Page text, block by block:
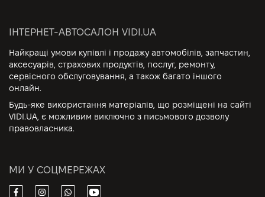
ІНТЕРНЕТ-АВТОСАЛОН VIDI.UA
Найкращі умови купівлі і продажу автомобілів, запчастин,
аксесуарів, страхових продуктів, послуг, ремонту,
сервісного обслуговування, а також багато іншого
онлайн.
Будь-яке використання матеріалів, що розміщені на сайті
VIDI.UA, є можливим виключно з письмового дозволу
правовласника.
МИ У СОЦМЕРЕЖАХ